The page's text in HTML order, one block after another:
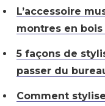
L’accessoire
montres en
5 façons de
passer du
Comment